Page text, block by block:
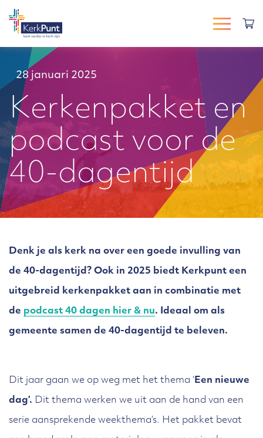
28 januari 2025
Kerkenpakket en
podcast voor de
40-dagentijd
Denk je als kerk na over een goede invulling van
de 40-dagentijd? Ook in 2025 biedt Kerkpunt een
uitgebreid kerkenpakket aan in combinatie met
de podcast 40 dagen hier & nu. Ideaal om als
gemeente samen de 40-dagentijd te beleven.
Dit jaar gaan we op weg met het thema ‘ Een nieuwe
dag’. Dit thema werken we uit aan de hand van een
serie aansprekende weekthema’s. Het pakket bevat